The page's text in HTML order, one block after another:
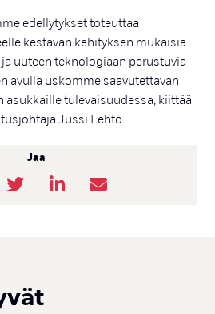
edellytykset toteuttaa
kestävän kehityksen mukaisia
uuteen teknologiaan perustuvia
avulla uskomme saavutettavan
asukkaille tulevaisuudessa, kiittää
Jussi Lehto.
Jaa